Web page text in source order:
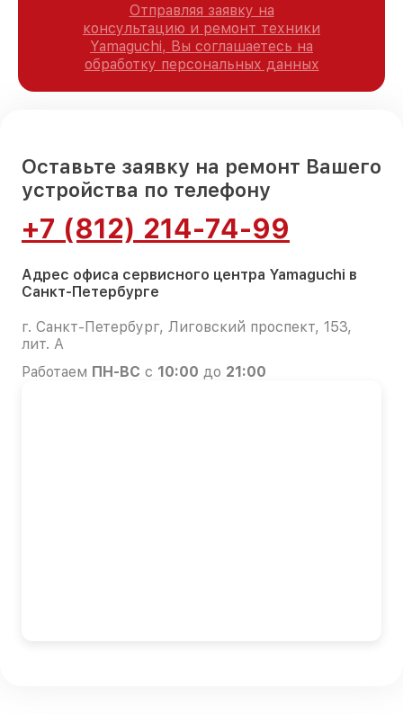
Отправляя заявку на
консультацию и ремонт техники
Yamaguchi, Вы соглашаетесь на
обработку персональных данных
Оставьте заявку на ремонт Вашего
устройства по телефону
+7 (812) 214-74-99
Адрес офиса сервисного центра Yamaguchi в
Санкт-Петербурге
г. Санкт-Петербург, Лиговский проспект, 153,
лит. А
Работаем ПН-ВС с 10:00 до 21:00